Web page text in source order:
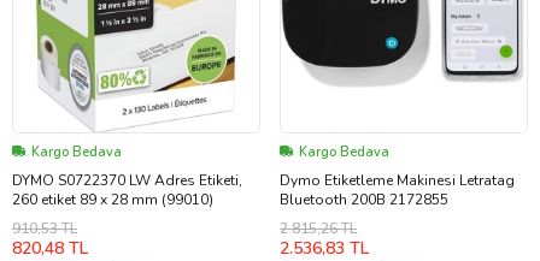
Kargo Bedava
DYMO S0722370 LW Adres Etiketi,
260 etiket 89 x 28 mm (99010)
910,53 TL
820,48 TL
Kargo Bedava
Dymo Etiketleme Makinesi Letratag
Bluetooth 200B 2172855
2.815,26 TL
2.536,83 TL